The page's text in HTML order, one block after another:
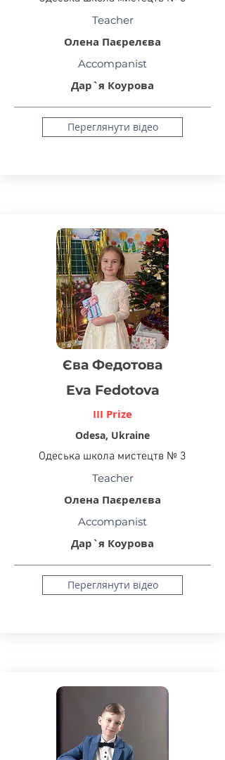
Teacher
Олена Паєрелєва
Accompanist
Дар`я Коурова
Переглянути відео
Єва Федотова
Eva Fedotova
III Prize
Odesa, Ukraine
Одеська школа мистецтв № 3
Teacher
Олена Паєрелєва
Accompanist
Дар`я Коурова
Переглянути відео